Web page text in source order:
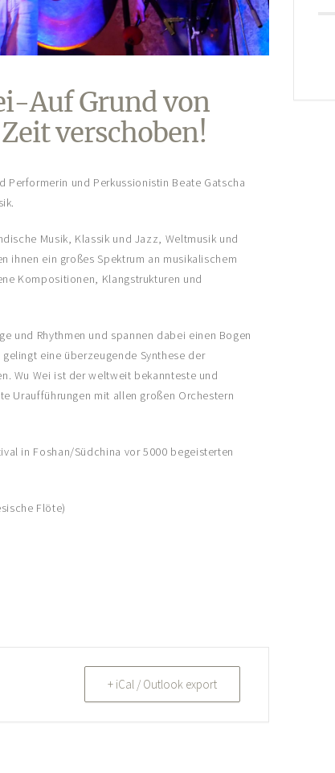
Auf Grund von
verschoben!
Performerin und Perkussionistin Beate Gatscha
Musik, Klassik und Jazz, Weltmusik und
ihnen ein großes Spektrum an musikalischem
Kompositionen, Klangstrukturen und
und Rhythmen und spannen dabei einen Bogen
eine überzeugende Synthese der
Wu Wei ist der weltweit bekannteste und
Uraufführungen mit allen großen Orchestern
in Foshan/Südchina vor 5000 begeisterten
Flöte)
+ iCal / Outlook export